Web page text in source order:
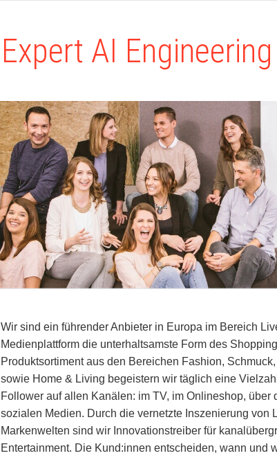
Expert AI
Wir sind ein führender Anbieter in Europa im Bereich
Medienplattform die unterhaltsamste Form des
Produktsortiment aus den Bereichen Fashion,
sowie Home & Living begeistern wir täglich eine
Follower auf allen Kanälen: im TV, im Onlineshop, über
sozialen Medien. Durch die vernetzte Inszenierung von
Markenwelten sind wir Innovationstreiber für
Entertainment. Die Kund:innen entscheiden, wann und